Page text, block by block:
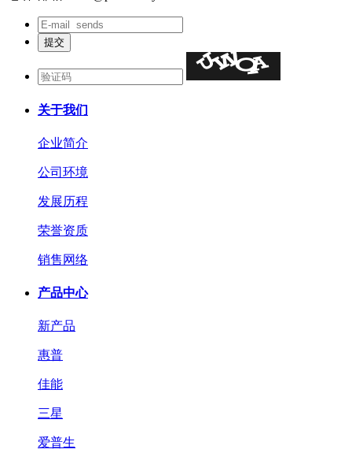
关于我们
企业简介
公司环境
发展历程
荣誉资质
销售网络
产品中心
新产品
惠普
佳能
三星
爱普生